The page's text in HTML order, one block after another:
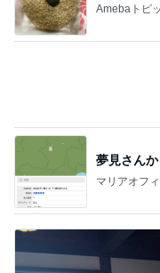
Amebaトピ
夢見さん
マリアオフ